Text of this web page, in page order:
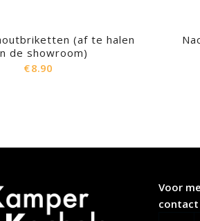
(af te halen
de showroom)
€8.90
Voor
contact